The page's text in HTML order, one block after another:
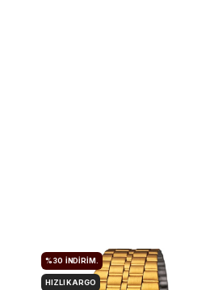
%30 İNDIRIM.
HIZLI KARGO